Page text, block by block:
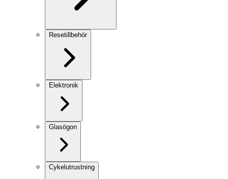
Resetillbehör
Elektronik
Glasögon
Cykelutrustning